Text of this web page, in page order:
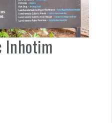
Inhotim